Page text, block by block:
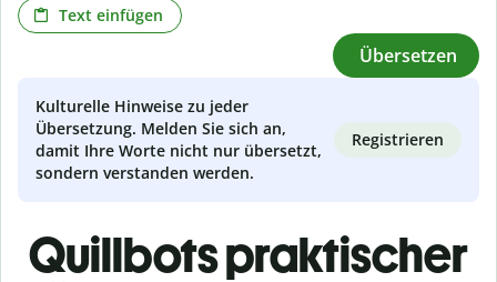
Text einfügen
Übersetzen
Kulturelle Hinweise zu jeder
Übersetzung. Melden Sie sich an,
damit Ihre Worte nicht nur übersetzt,
sondern verstanden werden.
Registrieren
Quillbots praktischer